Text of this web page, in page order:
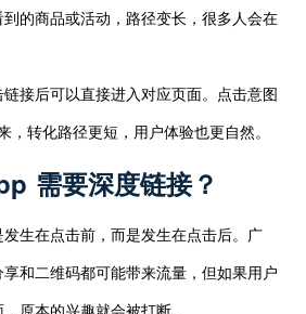
的商品或活动，路径变长，很多人会在
接后可以直接进入对应页面。点击意图
转化路径更短，用户体验也更自然。
需要深度链接？
生在点击前，而是发生在点击后。广
和二维码都可能带来流量，但如果用户
原本的兴趣就会被打断。